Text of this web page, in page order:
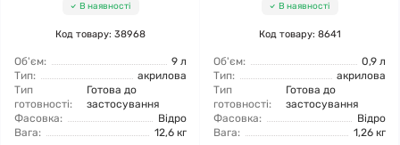
В наявності
Код товару: 38968
Об'єм:
9 л
Тип:
акрилова
Тип
готовності:
Готова до
застосування
Фасовка:
Відро
Вага:
12,6 кг
В наявності
Код товару: 8641
Об'єм:
0,9 л
Тип:
акрилова
Тип
готовності:
Готова до
застосування
Фасовка:
Відро
Вага:
1,26 кг